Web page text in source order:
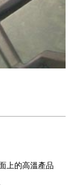
上的高溫產品